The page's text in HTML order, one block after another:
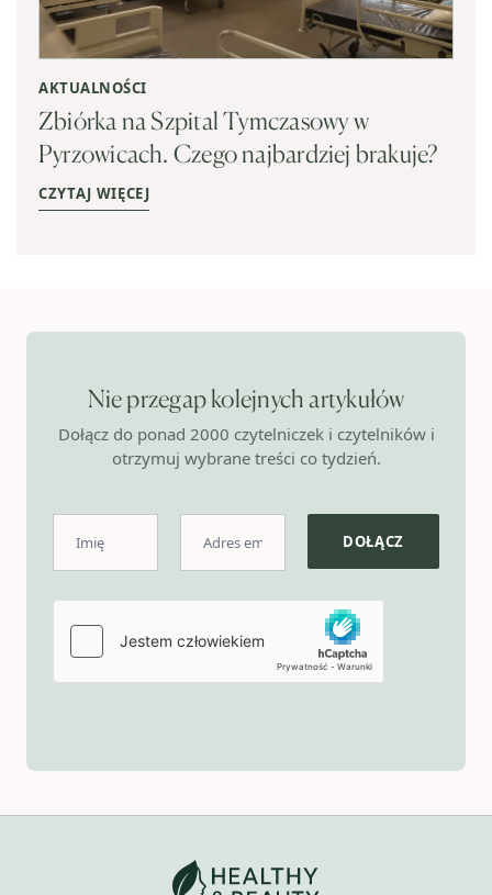
AKTUALNOŚCI
Zbiórka na Szpital Tymczasowy w
Pyrzowicach. Czego najbardziej brakuje?
CZYTAJ WIĘCEJ
Nie przegap kolejnych artykułów
Dołącz do ponad 2000 czytelniczek i czytelników i
otrzymuj wybrane treści co tydzień.